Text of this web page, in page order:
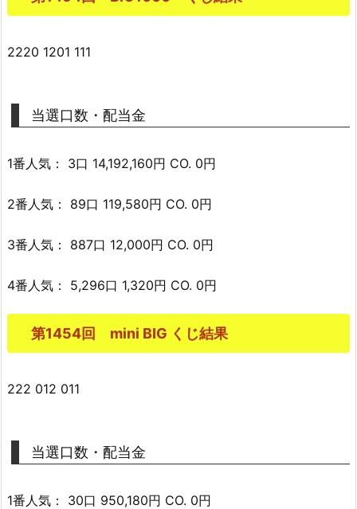
2220 1201 111
当選口数・配当金
1番人気： 3口 14,192,160円 CO. 0円
2番人気： 89口 119,580円 CO. 0円
3番人気： 887口 12,000円 CO. 0円
4番人気： 5,296口 1,320円 CO. 0円
第1454回 mini BIG くじ結果
222 012 011
当選口数・配当金
1番人気： 30口 950,180円 CO. 0円